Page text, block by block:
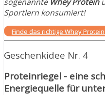
Sportlern konsumiert!
Finde das richtige Whey
Geschenkidee Nr. 4
Proteinriegel - eine
Energiequelle für